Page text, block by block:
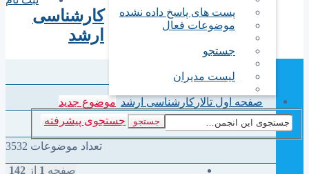
پست های پاسخ داده نشده
موضوعات فعال
جستجو
لیست مدیران
صفحه اول تالار کارشناسی ارشد
کارشناسی
ارشد
موضوع جدید
جستجو جستجوی پیشرفته
تعداد موضوعات 3532
صفحه 1 از 142